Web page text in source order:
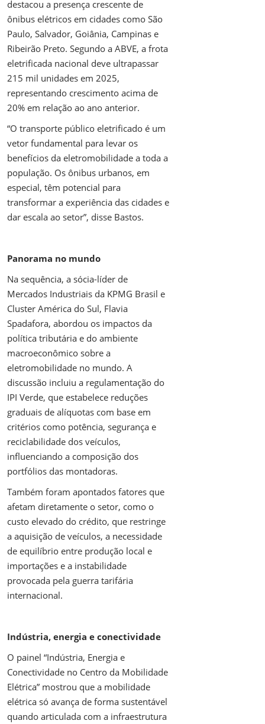
destacou a presença crescente de
ônibus elétricos em cidades como São
Paulo, Salvador, Goiânia, Campinas e
Ribeirão Preto. Segundo a ABVE, a frota
eletrificada nacional deve ultrapassar
215 mil unidades em 2025,
representando crescimento acima de
20% em relação ao ano anterior.
“O transporte público eletrificado é um
vetor fundamental para levar os
benefícios da eletromobilidade a toda a
população. Os ônibus urbanos, em
especial, têm potencial para
transformar a experiência das cidades e
dar escala ao setor”, disse Bastos.
Panorama no mundo
Na sequência, a sócia-líder de
Mercados Industriais da KPMG Brasil e
Cluster América do Sul, Flavia
Spadafora, abordou os impactos da
política tributária e do ambiente
macroeconômico sobre a
eletromobilidade no mundo. A
discussão incluiu a regulamentação do
IPI Verde, que estabelece reduções
graduais de alíquotas com base em
critérios como potência, segurança e
reciclabilidade dos veículos,
influenciando a composição dos
portfólios das montadoras.
Também foram apontados fatores que
afetam diretamente o setor, como o
custo elevado do crédito, que restringe
a aquisição de veículos, a necessidade
de equilíbrio entre produção local e
importações e a instabilidade
provocada pela guerra tarifária
internacional.
Indústria, energia e conectividade
O painel “Indústria, Energia e
Conectividade no Centro da Mobilidade
Elétrica” mostrou que a mobilidade
elétrica só avança de forma sustentável
quando articulada com a infraestrutura